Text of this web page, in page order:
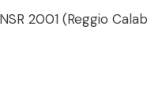
2001 (Reggio